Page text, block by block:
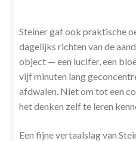
Steiner gaf ook praktische
dagelijks richten van de
object — een lucifer, een
vijf minuten lang
afdwalen. Niet om tot een
het denken zelf te leren
Een fijne vertaalslag van